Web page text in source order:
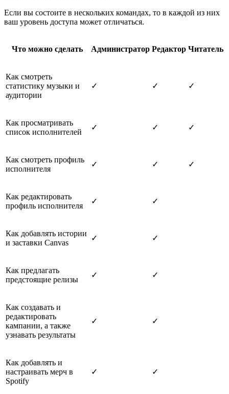
Если вы состоите в нескольких командах, то в каждой из них
ваш уровень доступа может отличаться.
Что можно сделать Администратор Редактор Читатель
Как смотреть
статистику музыки и
аудитории
✓ ✓ ✓
Как просматривать
список исполнителей
✓ ✓ ✓
Как смотреть профиль
исполнителя
✓ ✓ ✓
Как редактировать
профиль исполнителя
✓ ✓
Как добавлять истории
и заставки Canvas
✓ ✓
Как предлагать
предстоящие релизы
✓ ✓
Как создавать и
редактировать
кампании, а также
узнавать результаты
✓ ✓
Как добавлять и
настраивать мерч в
Spotify
✓ ✓